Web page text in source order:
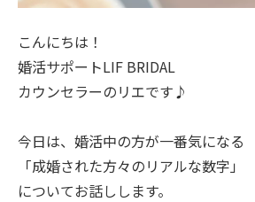
こんにちは！
婚活サポートLIF BRIDAL
カウンセラーのリエです♪
今日は、婚活中の方が一番気になる
「成婚された方々のリアルな数字」
についてお話しします。